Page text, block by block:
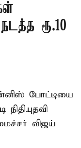
ரூ.10
போட்டியை
விஜய்